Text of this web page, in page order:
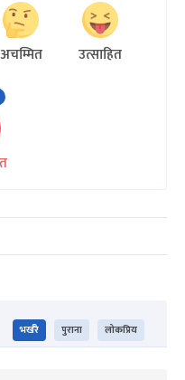
अचम्मित
उत्साहित
भर्खरै पुराना लोकप्रिय